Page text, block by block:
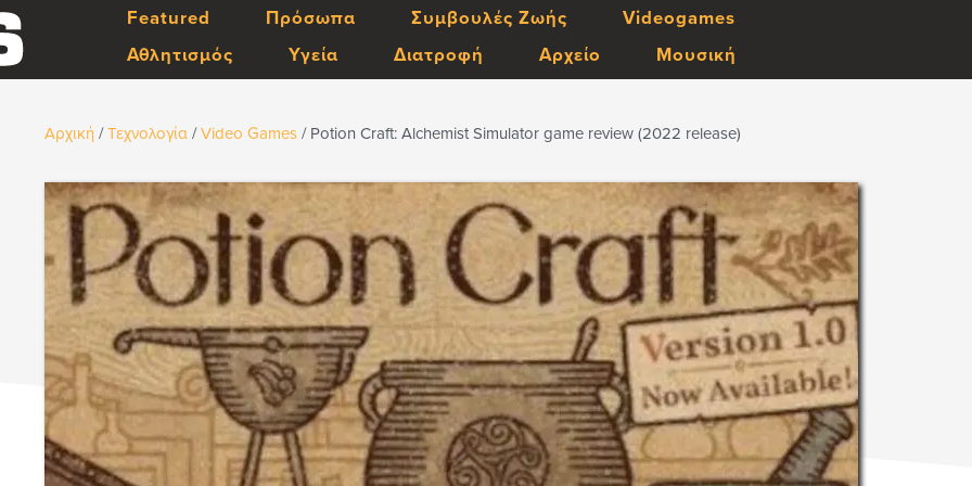
Featured Πρόσωπα Συμβουλές Ζωής
Videogames
Αθλητισμός
Υγεία Διατροφή Αρχείο Μουσική
Αρχική / Τεχνολογία / Video Games /Potion Craft: Alchemist Simulator game review (2022 release)